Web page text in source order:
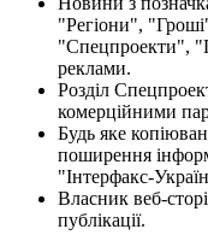
"Регіони",
"Спецпроекти",
реклами.
Розділ
комерційними
Будь яке
поширення
"Інтерфакс-
Власник веб-
публікації.